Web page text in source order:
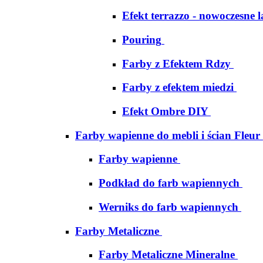
Efekt terrazzo - nowoczesne
Pouring
Farby z Efektem Rdzy
Farby z efektem miedzi
Efekt Ombre DIY
Farby wapienne do mebli i ścian Fleur
Farby wapienne
Podkład do farb wapiennych
Werniks do farb wapiennych
Farby Metaliczne
Farby Metaliczne Mineralne